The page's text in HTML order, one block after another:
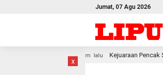
Jumat, 07 Agu 2026
x
Kejuaraan Pencak Silat Piala Gubernur PBD